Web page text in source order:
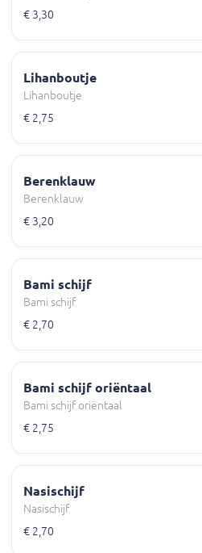
€ 3,30
Lihanboutje
Lihanboutje
€ 2,75
Berenklauw
Berenklauw
€ 3,20
Bami schijf
Bami schijf
€ 2,70
Bami schijf oriëntaal
Bami schijf oriëntaal
€ 2,75
Nasischijf
Nasischijf
€ 2,70